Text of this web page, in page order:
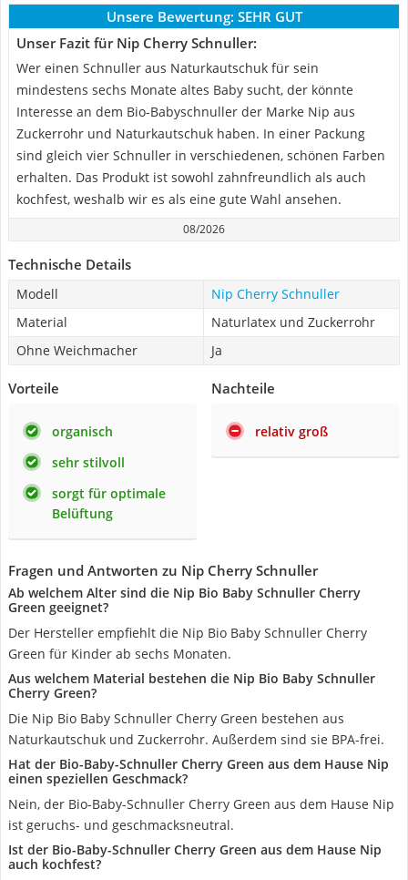
Unsere Bewertung: SEHR GUT
Unser Fazit für Nip Cherry Schnuller:
Wer einen Schnuller aus Naturkautschuk für sein
mindestens sechs Monate altes Baby sucht, der könnte
Interesse an dem Bio-Babyschnuller der Marke Nip aus
Zuckerrohr und Naturkautschuk haben. In einer Packung
sind gleich vier Schnuller in verschiedenen, schönen Farben
erhalten. Das Produkt ist sowohl zahnfreundlich als auch
kochfest, weshalb wir es als eine gute Wahl ansehen.
08/2026
Technische Details
Modell
Nip Cherry Schnuller
Material
Naturlatex und Zuckerrohr
Ohne Weichmacher
Ja
Vorteile
organisch
sehr stilvoll
sorgt für optimale
Belüftung
Nachteile
relativ groß
Fragen und Antworten zu Nip Cherry Schnuller
Ab welchem Alter sind die Nip Bio Baby Schnuller Cherry
Green geeignet?
Der Hersteller empfiehlt die Nip Bio Baby Schnuller Cherry
Green für Kinder ab sechs Monaten.
Aus welchem Material bestehen die Nip Bio Baby Schnuller
Cherry Green?
Die Nip Bio Baby Schnuller Cherry Green bestehen aus
Naturkautschuk und Zuckerrohr. Außerdem sind sie BPA-frei.
Hat der Bio-Baby-Schnuller Cherry Green aus dem Hause Nip
einen speziellen Geschmack?
Nein, der Bio-Baby-Schnuller Cherry Green aus dem Hause Nip
ist geruchs- und geschmacksneutral.
Ist der Bio-Baby-Schnuller Cherry Green aus dem Hause Nip
auch kochfest?